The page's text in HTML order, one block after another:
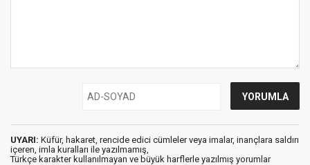
UYARI: Küfür, hakaret, rencide edici cümleler veya imalar, inançlara saldırı
içeren, imla kuralları ile yazılmamış,
Türkçe karakter kullanılmayan ve büyük harflerle yazılmış yorumlar